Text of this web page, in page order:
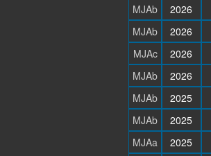
MJAb
2026
MJAb
2026
MJAc
2026
MJAb
2026
MJAb
2025
MJAb
2025
MJAa
2025